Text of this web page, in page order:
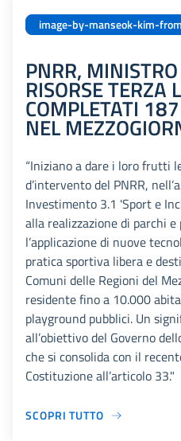
image-by-manseok-kim-
PNRR,
RISORSE TERZA
COMPLETATI
NEL
“Iniziano a dare i loro frutti
d’intervento del PNRR,
Investimento 3.1 'Sport e
alla realizzazione di parchi
l’applicazione di nuove
pratica sportiva libera e
Comuni delle Regioni del
residente fino a 10.000
playground pubblici. Un
all’obiettivo del Governo
che si consolida con il
Costituzione all’articolo 33."
SCOPRI TUTTO